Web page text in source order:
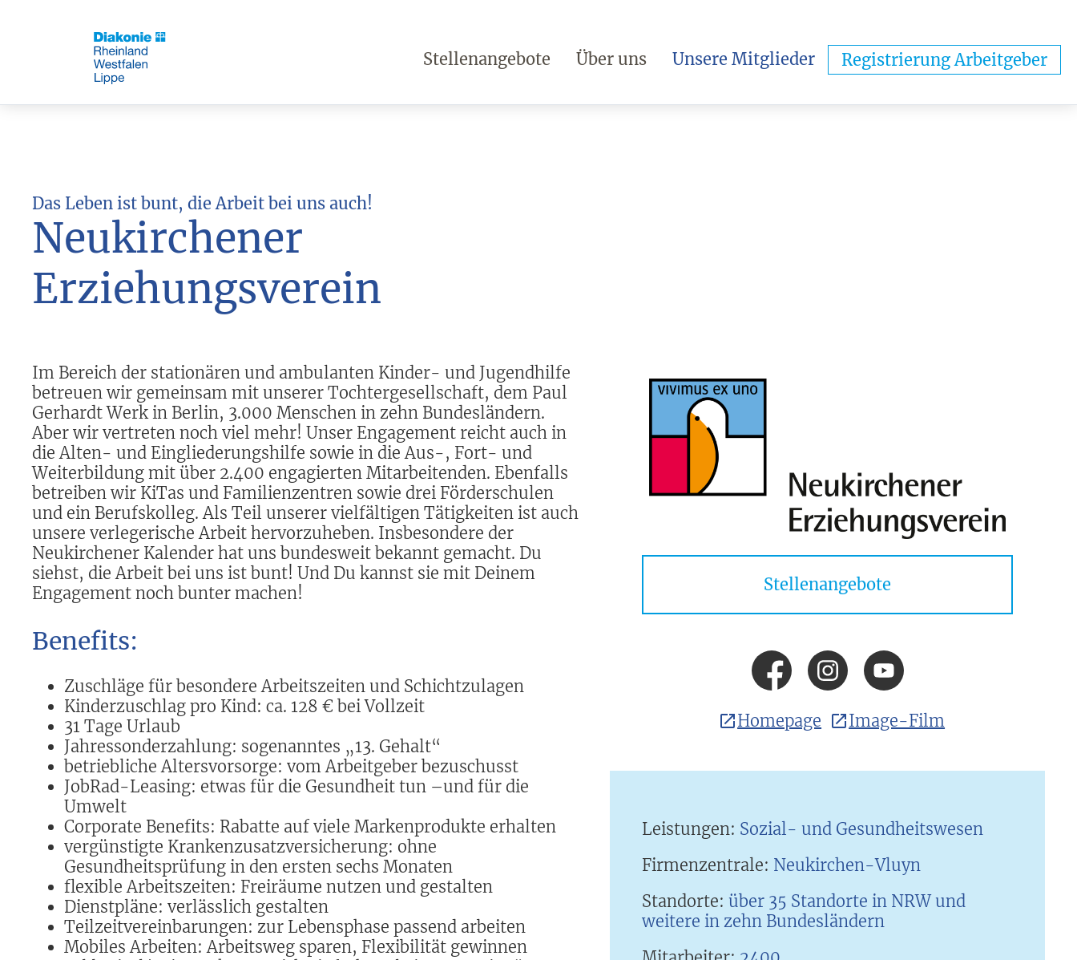
Stellenangebote Über uns Unsere Mitglieder Registrierung Arbeitgeber
Das Leben ist bunt, die Arbeit bei uns auch!
Neukirchener
Erziehungsverein
Im Bereich der stationären und ambulanten Kinder- und Jugendhilfe
betreuen wir gemeinsam mit unserer Tochtergesellschaft, dem Paul
Gerhardt Werk in Berlin, 3.000 Menschen in zehn Bundesländern.
Aber wir vertreten noch viel mehr! Unser Engagement reicht auch in
die Alten- und Eingliederungshilfe sowie in die Aus-, Fort- und
Weiterbildung mit über 2.400 engagierten Mitarbeitenden. Ebenfalls
betreiben wir KiTas und Familienzentren sowie drei Förderschulen
und ein Berufskolleg. Als Teil unserer vielfältigen Tätigkeiten ist auch
unsere verlegerische Arbeit hervorzuheben. Insbesondere der
Neukirchener Kalender hat uns bundesweit bekannt gemacht. Du
siehst, die Arbeit bei uns ist bunt! Und Du kannst sie mit Deinem
Engagement noch bunter machen!
Benefits:
Zuschläge für besondere Arbeitszeiten und Schichtzulagen
Kinderzuschlag pro Kind: ca. 128 € bei Vollzeit
31 Tage Urlaub
Jahressonderzahlung: sogenanntes „13. Gehalt“
betriebliche Altersvorsorge: vom Arbeitgeber bezuschusst
JobRad-Leasing: etwas für die Gesundheit tun –und für die
Umwelt
Corporate Benefits: Rabatte auf viele Markenprodukte erhalten
vergünstigte Krankenzusatzversicherung: ohne
Gesundheitsprüfung in den ersten sechs Monaten
flexible Arbeitszeiten: Freiräume nutzen und gestalten
Dienstpläne: verlässlich gestalten
Teilzeitvereinbarungen: zur Lebensphase passend arbeiten
Mobiles Arbeiten: Arbeitsweg sparen, Flexibilität gewinnen
Stellenangebote
Homepage Image-Film
Leistungen: Sozial- und Gesundheitswesen
Firmenzentrale: Neukirchen-Vluyn
Standorte:über 35 Standorte in NRW und
weitere in zehn Bundesländern